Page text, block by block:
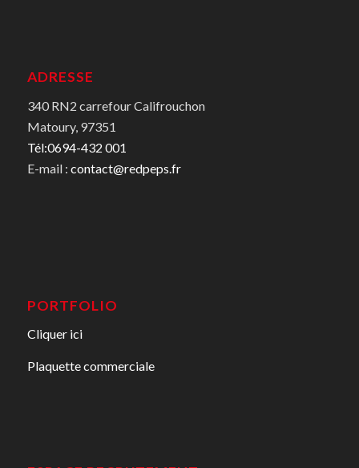
ADRESSE
340 RN2 carrefour Califrouchon
Matoury, 97351
Tél:0694-432 001
E-mail : contact@redpeps.fr
PORTFOLIO
Cliquer ici
Plaquette commerciale